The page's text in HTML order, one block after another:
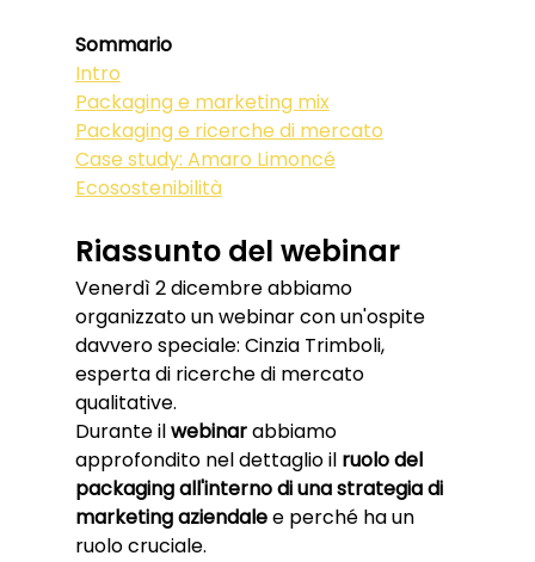
Sommario
Intro
Packaging e marketing mix
Packaging e ricerche di mercato
Case study: Amaro Limoncé
Ecosostenibilità
Riassunto del webinar
Venerdì 2 dicembre abbiamo
organizzato un webinar con un'ospite
davvero speciale: Cinzia Trimboli,
esperta di ricerche di mercato
qualitative.
Durante il webinar abbiamo
approfondito nel dettaglio il ruolo del
packaging all'interno di una strategia di
marketing aziendale e perché ha un
ruolo cruciale.